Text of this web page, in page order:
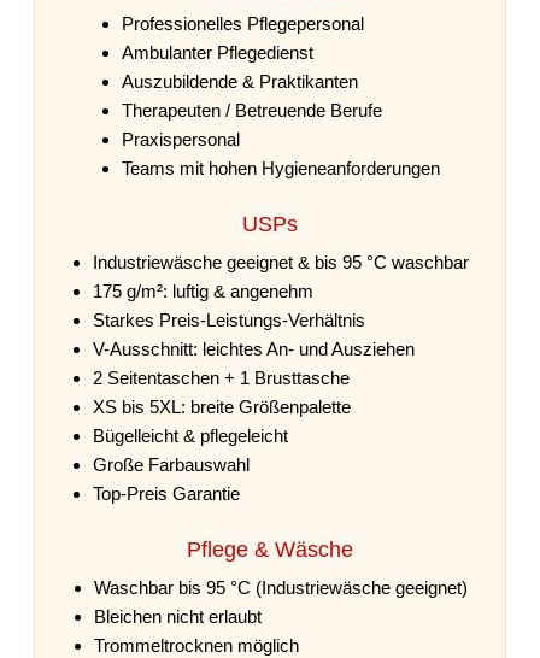
Professionelles Pflegepersonal
Ambulanter Pflegedienst
Auszubildende & Praktikanten
Therapeuten / Betreuende Berufe
Praxispersonal
Teams mit hohen Hygieneanforderungen
USPs
Industriewäsche geeignet & bis 95 °C waschbar
175 g/m²: luftig & angenehm
Starkes Preis-Leistungs-Verhältnis
V-Ausschnitt: leichtes An- und Ausziehen
2 Seitentaschen + 1 Brusttasche
XS bis 5XL: breite Größenpalette
Bügelleicht & pflegeleicht
Große Farbauswahl
Top-Preis Garantie
Pflege & Wäsche
Waschbar bis 95 °C (Industriewäsche geeignet)
Bleichen nicht erlaubt
Trommeltrocknen möglich